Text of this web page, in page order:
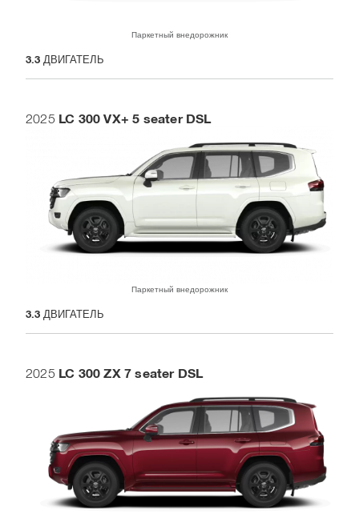
Паркетный внедорожник
3.3 ДВИГАТЕЛЬ
2025 LC 300 VX+ 5 seater DSL
Паркетный внедорожник
3.3 ДВИГАТЕЛЬ
2025 LC 300 ZX 7 seater DSL